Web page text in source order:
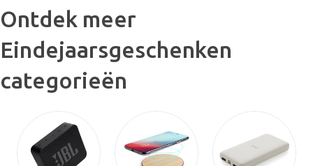
Ontdek meer
Eindejaarsgeschenken
categorieën